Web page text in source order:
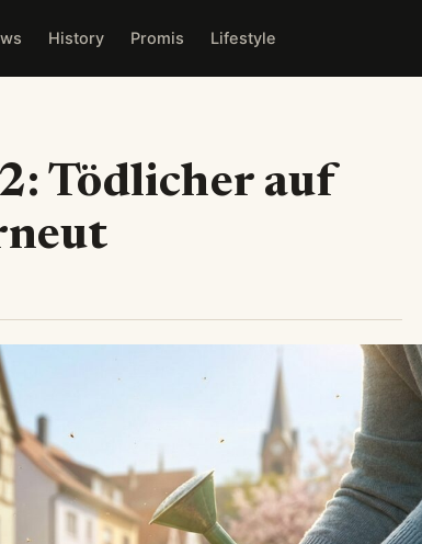
History Promis Lifestyle
Tödlicher auf